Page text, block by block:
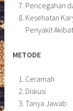
Pencegahan
Kesehatan
Penyakit
METODE
Ceramah
Diskusi
Tanya Jawab